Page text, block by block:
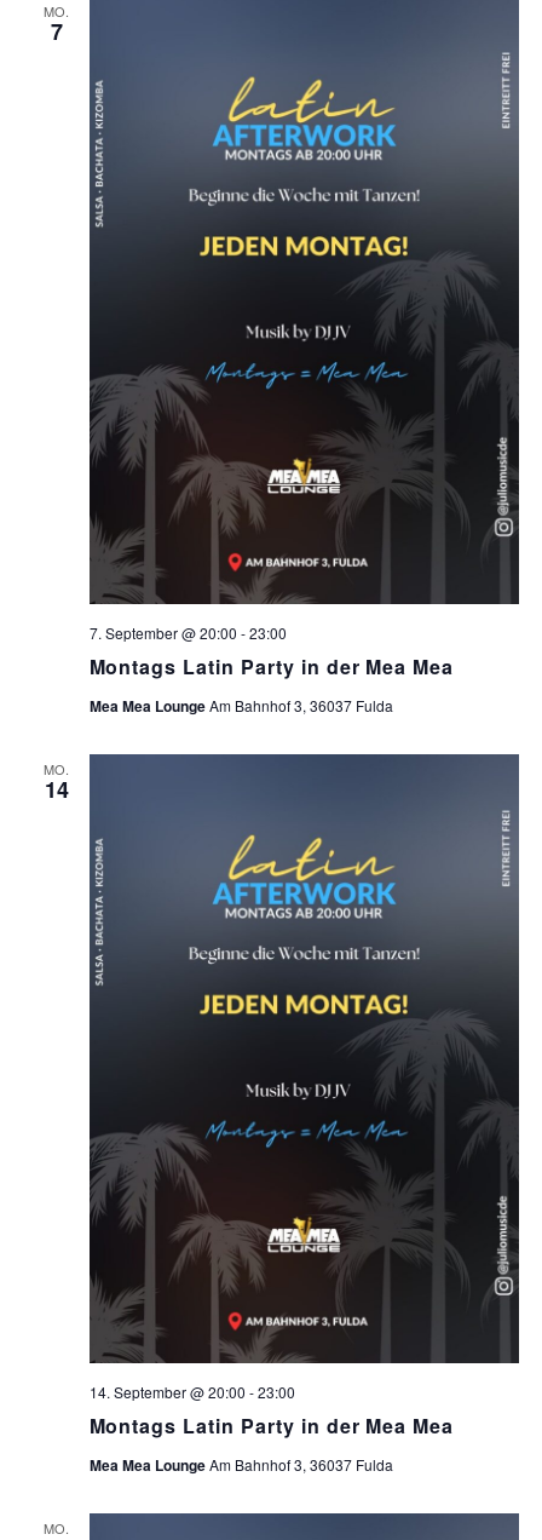
MO.
7
Montags Latin Party in der Mea Mea
7. September @ 20:00 -23:00
Mea Mea LoungeAm Bahnhof 3, 36037 Fulda
MO.
14
Montags Latin Party in der Mea Mea
14. September @ 20:00 -23:00
Mea Mea LoungeAm Bahnhof 3, 36037 Fulda
MO.